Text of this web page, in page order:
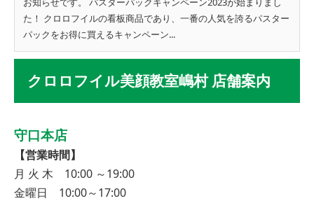
た！ クロロフイルの看板商品であり、一番の人気を誇るパスター
パックをお得に買えるキャンペーン...
クロロフイル美顔教室嶋村 店舗案内
守口本店
【営業時間】
月 火 木 10:00 ～19:00
金曜日 10:00～17:00